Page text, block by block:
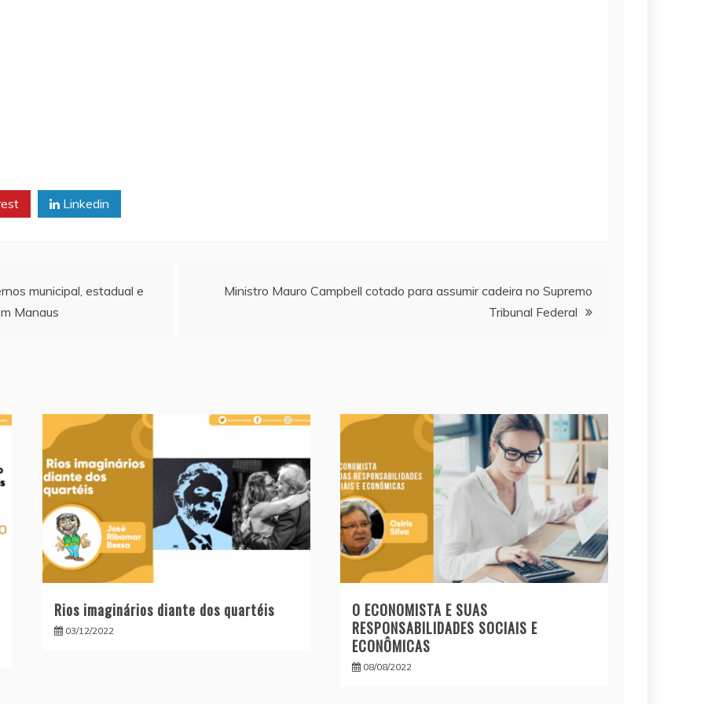
Linkedin
municipal, estadual e
Manaus
Ministro Mauro Campbell cotado para assumir cadeira no Supremo
Tribunal Federal
Rios imaginários diante dos quartéis
03/12/2022
O ECONOMISTA E SUAS
RESPONSABILIDADES SOCIAIS E
ECONÔMICAS
08/08/2022